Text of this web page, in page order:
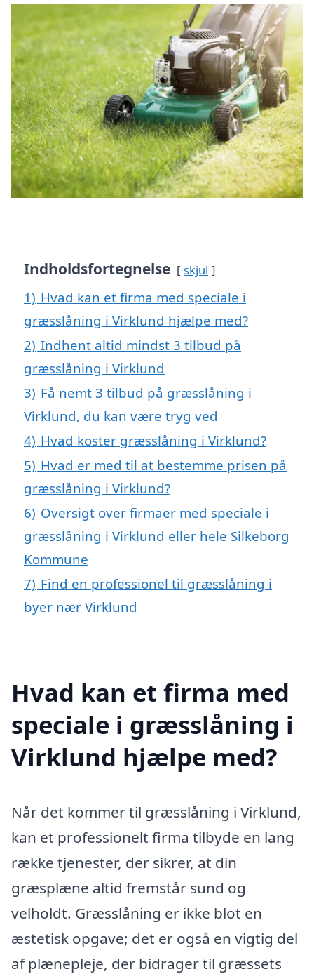
Indholdsfortegnelse skjul
1) Hvad kan et firma med speciale i
græsslåning i Virklund hjælpe med?
2) Indhent altid mindst 3 tilbud på
græsslåning i Virklund
3) Få nemt 3 tilbud på græsslåning i
Virklund, du kan være tryg ved
4) Hvad koster græsslåning i Virklund?
5) Hvad er med til at bestemme prisen på
græsslåning i Virklund?
6) Oversigt over firmaer med speciale i
græsslåning i Virklund eller hele Silkeborg
Kommune
7) Find en professionel til græsslåning i
byer nær Virklund
Hvad kan et firma med
speciale i græsslåning i
Virklund hjælpe med?
Når det kommer til græsslåning i Virklund,
kan et professionelt firma tilbyde en lang
række tjenester, der sikrer, at din
græsplæne altid fremstår sund og
velholdt. Græsslåning er ikke blot en
æstetisk opgave; det er også en vigtig del
af plænepleje, der bidrager til græssets